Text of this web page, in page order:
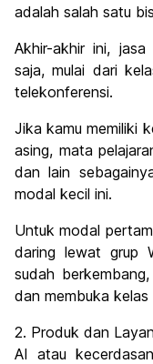
adalah salah satu
Akhir-akhir ini,
saja, mulai dari
telekonferensi.
Jika kamu memiliki
asing, mata
dan lain
modal kecil ini.
Untuk modal
daring lewat grup
sudah
dan membuka kelas
2. Produk dan
AI atau